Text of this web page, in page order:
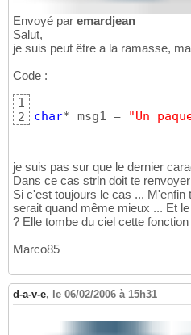
Envoyé par emardjean
Salut,
je suis peut être a la ramasse,
Code :
1
2
char* msg1 = "Un
je suis pas sur que le dernier
Dans ce cas strln doit te
Si c'est toujours le cas ... M'enfin
serait quand même mieux ... Et
? Elle tombe du ciel cette fonction
Marco85
d-a-v-e, le 06/02/2006 à 15h31